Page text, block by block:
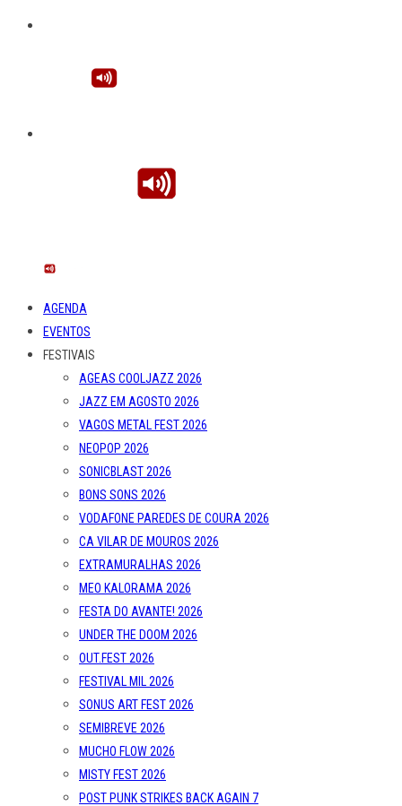
AGENDA
EVENTOS
FESTIVAIS
AGEAS COOLJAZZ 2026
JAZZ EM AGOSTO 2026
VAGOS METAL FEST 2026
NEOPOP 2026
SONICBLAST 2026
BONS SONS 2026
VODAFONE PAREDES DE COURA 2026
CA VILAR DE MOUROS 2026
EXTRAMURALHAS 2026
MEO KALORAMA 2026
FESTA DO AVANTE! 2026
UNDER THE DOOM 2026
OUT.FEST 2026
FESTIVAL MIL 2026
SONUS ART FEST 2026
SEMIBREVE 2026
MUCHO FLOW 2026
MISTY FEST 2026
POST PUNK STRIKES BACK AGAIN 7